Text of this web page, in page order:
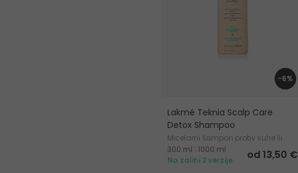
-6%
Lakmé Teknia Scalp Care
Detox Shampoo
Micelarni šampon protiv suhe ili
masne peruti
300 ml
1000 ml
Na zalihi 2 verzije
od 13,50 €